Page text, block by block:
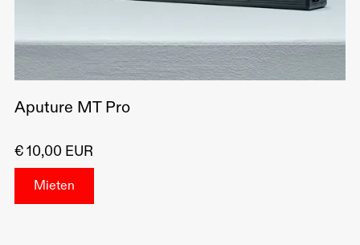
Aputure MT Pro
€ 10,00 EUR